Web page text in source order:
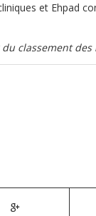
et Ehpad
classement